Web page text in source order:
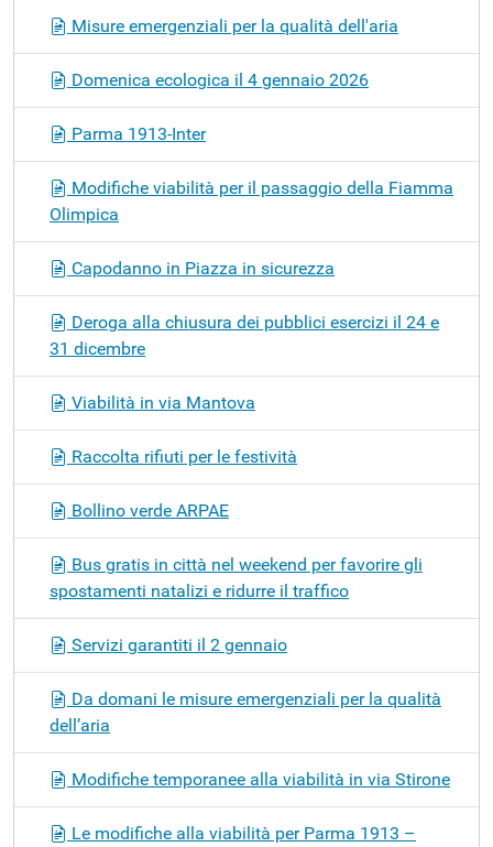
Misure emergenziali per la qualità dell'aria
Domenica ecologica il 4 gennaio 2026
Parma 1913-Inter
Modifiche viabilità per il passaggio della Fiamma
Olimpica
Capodanno in Piazza in sicurezza
Deroga alla chiusura dei pubblici esercizi il 24 e
31 dicembre
Viabilità in via Mantova
Raccolta rifiuti per le festività
Bollino verde ARPAE
Bus gratis in città nel weekend per favorire gli
spostamenti natalizi e ridurre il traffico
Servizi garantiti il 2 gennaio
Da domani le misure emergenziali per la qualità
dell’aria
Modifiche temporanee alla viabilità in via Stirone
Le modifiche alla viabilità per Parma 1913 –